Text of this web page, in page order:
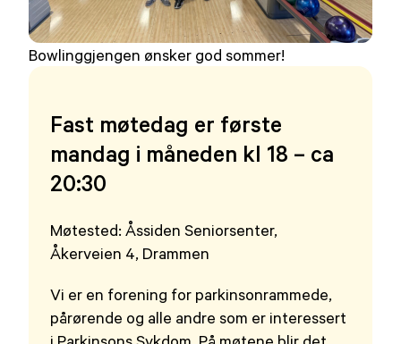
Bowlinggjengen ønsker god sommer!
Fast møtedag er første
mandag i måneden kl 18 – ca
20:30
Møtested: Åssiden Seniorsenter,
Åkerveien 4, Drammen
Vi er en forening for parkinsonrammede,
pårørende og alle andre som er interessert